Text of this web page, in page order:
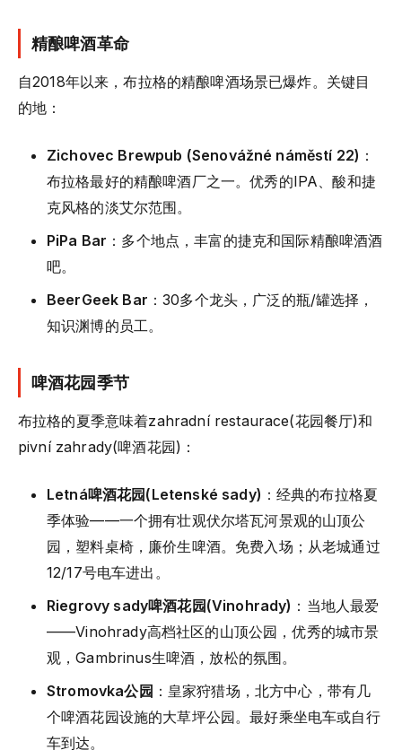
精酿啤酒革命
自2018年以来，布拉格的精酿啤酒场景已爆炸。关键目
的地：
Zichovec Brewpub (Senovážné náměstí 22) ：
布拉格最好的精酿啤酒厂之一。优秀的IPA、酸和捷
克风格的淡艾尔范围。
PiPa Bar ：多个地点，丰富的捷克和国际精酿啤酒酒
吧。
BeerGeek Bar ：30多个龙头，广泛的瓶/罐选择，
知识渊博的员工。
啤酒花园季节
布拉格的夏季意味着zahradní restaurace(花园餐厅)和
pivní zahrady(啤酒花园)：
Letná啤酒花园(Letenské sady) ：经典的布拉格夏
季体验——一个拥有壮观伏尔塔瓦河景观的山顶公
园，塑料桌椅，廉价生啤酒。免费入场；从老城通过
12/17号电车进出。
Riegrovy sady啤酒花园(Vinohrady) ：当地人最爱
——Vinohrady高档社区的山顶公园，优秀的城市景
观，Gambrinus生啤酒，放松的氛围。
Stromovka公园 ：皇家狩猎场，北方中心，带有几
个啤酒花园设施的大草坪公园。最好乘坐电车或自行
车到达。